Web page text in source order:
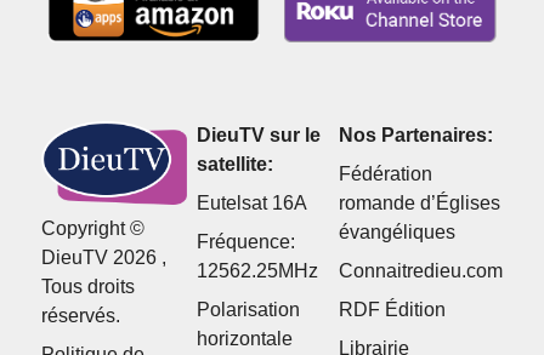
Copyright ©
DieuTV 2026 ,
Tous droits
réservés.
DieuTV sur le
satellite:
Eutelsat 16A
Fréquence:
12562.25MHz
Polarisation
horizontale
Nos Partenaires:
Fédération
romande d’Églises
évangéliques
Connaitredieu.com
RDF Édition
Librairie